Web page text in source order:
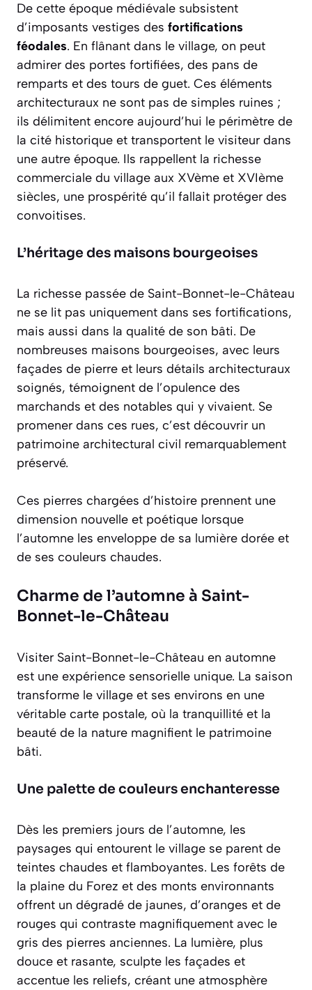
De cette époque médiévale subsistent
d’imposants vestiges des fortifications
féodales. En flânant dans le village, on peut
admirer des portes fortifiées, des pans de
remparts et des tours de guet. Ces éléments
architecturaux ne sont pas de simples ruines ;
ils délimitent encore aujourd’hui le périmètre de
la cité historique et transportent le visiteur dans
une autre époque. Ils rappellent la richesse
commerciale du village aux XVème et XVIème
siècles, une prospérité qu’il fallait protéger des
convoitises.
L’héritage des maisons bourgeoises
La richesse passée de Saint-Bonnet-le-Château
ne se lit pas uniquement dans ses fortifications,
mais aussi dans la qualité de son bâti. De
nombreuses maisons bourgeoises, avec leurs
façades de pierre et leurs détails architecturaux
soignés, témoignent de l’opulence des
marchands et des notables qui y vivaient. Se
promener dans ces rues, c’est découvrir un
patrimoine architectural civil remarquablement
préservé.
Ces pierres chargées d’histoire prennent une
dimension nouvelle et poétique lorsque
l’automne les enveloppe de sa lumière dorée et
de ses couleurs chaudes.
Charme de l’automne à Saint-
Bonnet-le-Château
Visiter Saint-Bonnet-le-Château en automne
est une expérience sensorielle unique. La saison
transforme le village et ses environs en une
véritable carte postale, où la tranquillité et la
beauté de la nature magnifient le patrimoine
bâti.
Une palette de couleurs enchanteresse
Dès les premiers jours de l’automne, les
paysages qui entourent le village se parent de
teintes chaudes et flamboyantes. Les forêts de
la plaine du Forez et des monts environnants
offrent un dégradé de jaunes, d’oranges et de
rouges qui contraste magnifiquement avec le
gris des pierres anciennes. La lumière, plus
douce et rasante, sculpte les façades et
accentue les reliefs, créant une atmosphère